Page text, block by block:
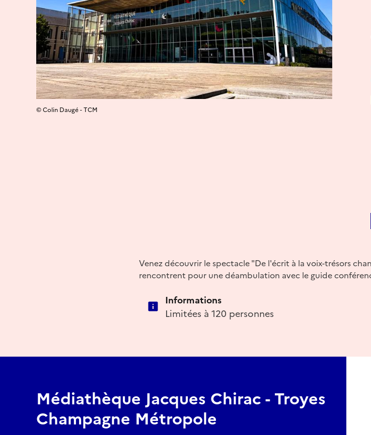
© Colin Daugé - TCM
Venez découvrir le spectacle "De l'écrit à la voix-trésors
rencontrent pour une déambulation avec le guide
Informations
Limitées à 120 personnes
Médiathèque Jacques Chirac - Troyes
Champagne Métropole